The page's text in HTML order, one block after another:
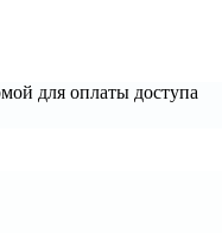
для оплаты доступа